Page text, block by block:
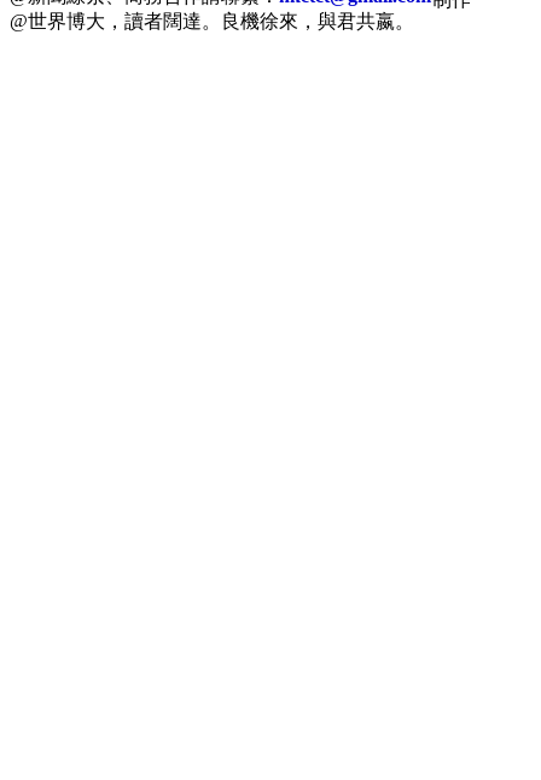
@世界博大，讀者闊達。良機徐來，與君共嬴。